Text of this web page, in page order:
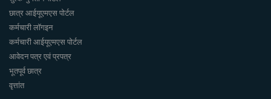
छात्र आईयूएमएस पोर्टल
कर्मचारी लॉगइन
कर्मचारी आईयूएमएस पोर्टल
आवेदन पत्र एवं प्रपत्र
भूतपूर्व छात्र
वृत्तांत